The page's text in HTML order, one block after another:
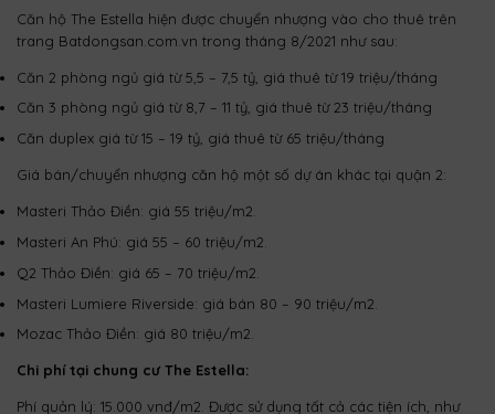
Căn hộ The Estella hiện được chuyển nhượng vào cho thuê trên
trang Batdongsan.com.vn trong tháng 8/2021 như sau:
Căn 2 phòng ngủ giá từ 5,5 – 7,5 tỷ, giá thuê từ 19 triệu/tháng
Căn 3 phòng ngủ giá từ 8,7 – 11 tỷ, giá thuê từ 23 triệu/tháng
Căn duplex giá từ 15 – 19 tỷ, giá thuê từ 65 triệu/tháng
Giá bán/chuyển nhượng căn hộ một số dự án khác tại quận 2:
Masteri Thảo Điền: giá 55 triệu/m2.
Masteri An Phú: giá 55 – 60 triệu/m2.
Q2 Thảo Điền: giá 65 – 70 triệu/m2.
Masteri Lumiere Riverside: giá bán 80 – 90 triệu/m2.
Mozac Thảo Điền: giá 80 triệu/m2.
Chi phí tại chung cư The Estella:
Phí quản lý: 15.000 vnđ/m2. Được sử dụng tất cả các tiện ích, như